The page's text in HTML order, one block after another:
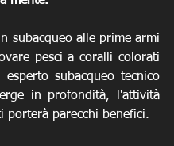
subacqueo alle prime armi
pesci a coralli colorati
subacqueo tecnico
in profondità, l'attività
porterà parecchi benefici.